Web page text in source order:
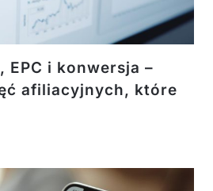
EPC i konwersja –
afiliacyjnych, które